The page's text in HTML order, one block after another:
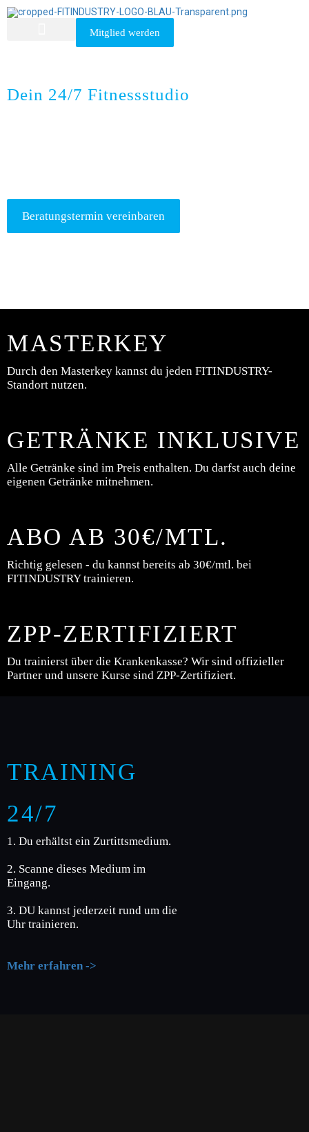
Mitglied werden
Dein 24/7 Fitnessstudio
Beratungstermin vereinbaren
MASTERKEY
Durch den Masterkey kannst du jeden FITINDUSTRY-
Standort nutzen.
GETRÄNKE INKLUSIVE
Alle Getränke sind im Preis enthalten. Du darfst auch deine
eigenen Getränke mitnehmen.
ABO AB 30€/MTL.
Richtig gelesen - du kannst bereits ab 30€/mtl. bei
FITINDUSTRY trainieren.
ZPP-ZERTIFIZIERT
Du trainierst über die Krankenkasse? Wir sind offizieller
Partner und unsere Kurse sind ZPP-Zertifiziert.
TRAINING
24/7
1. Du erhältst ein Zurtittsmedium.
2. Scanne dieses Medium im
Eingang.
3. DU kannst jederzeit rund um die
Uhr trainieren.
Mehr erfahren ->